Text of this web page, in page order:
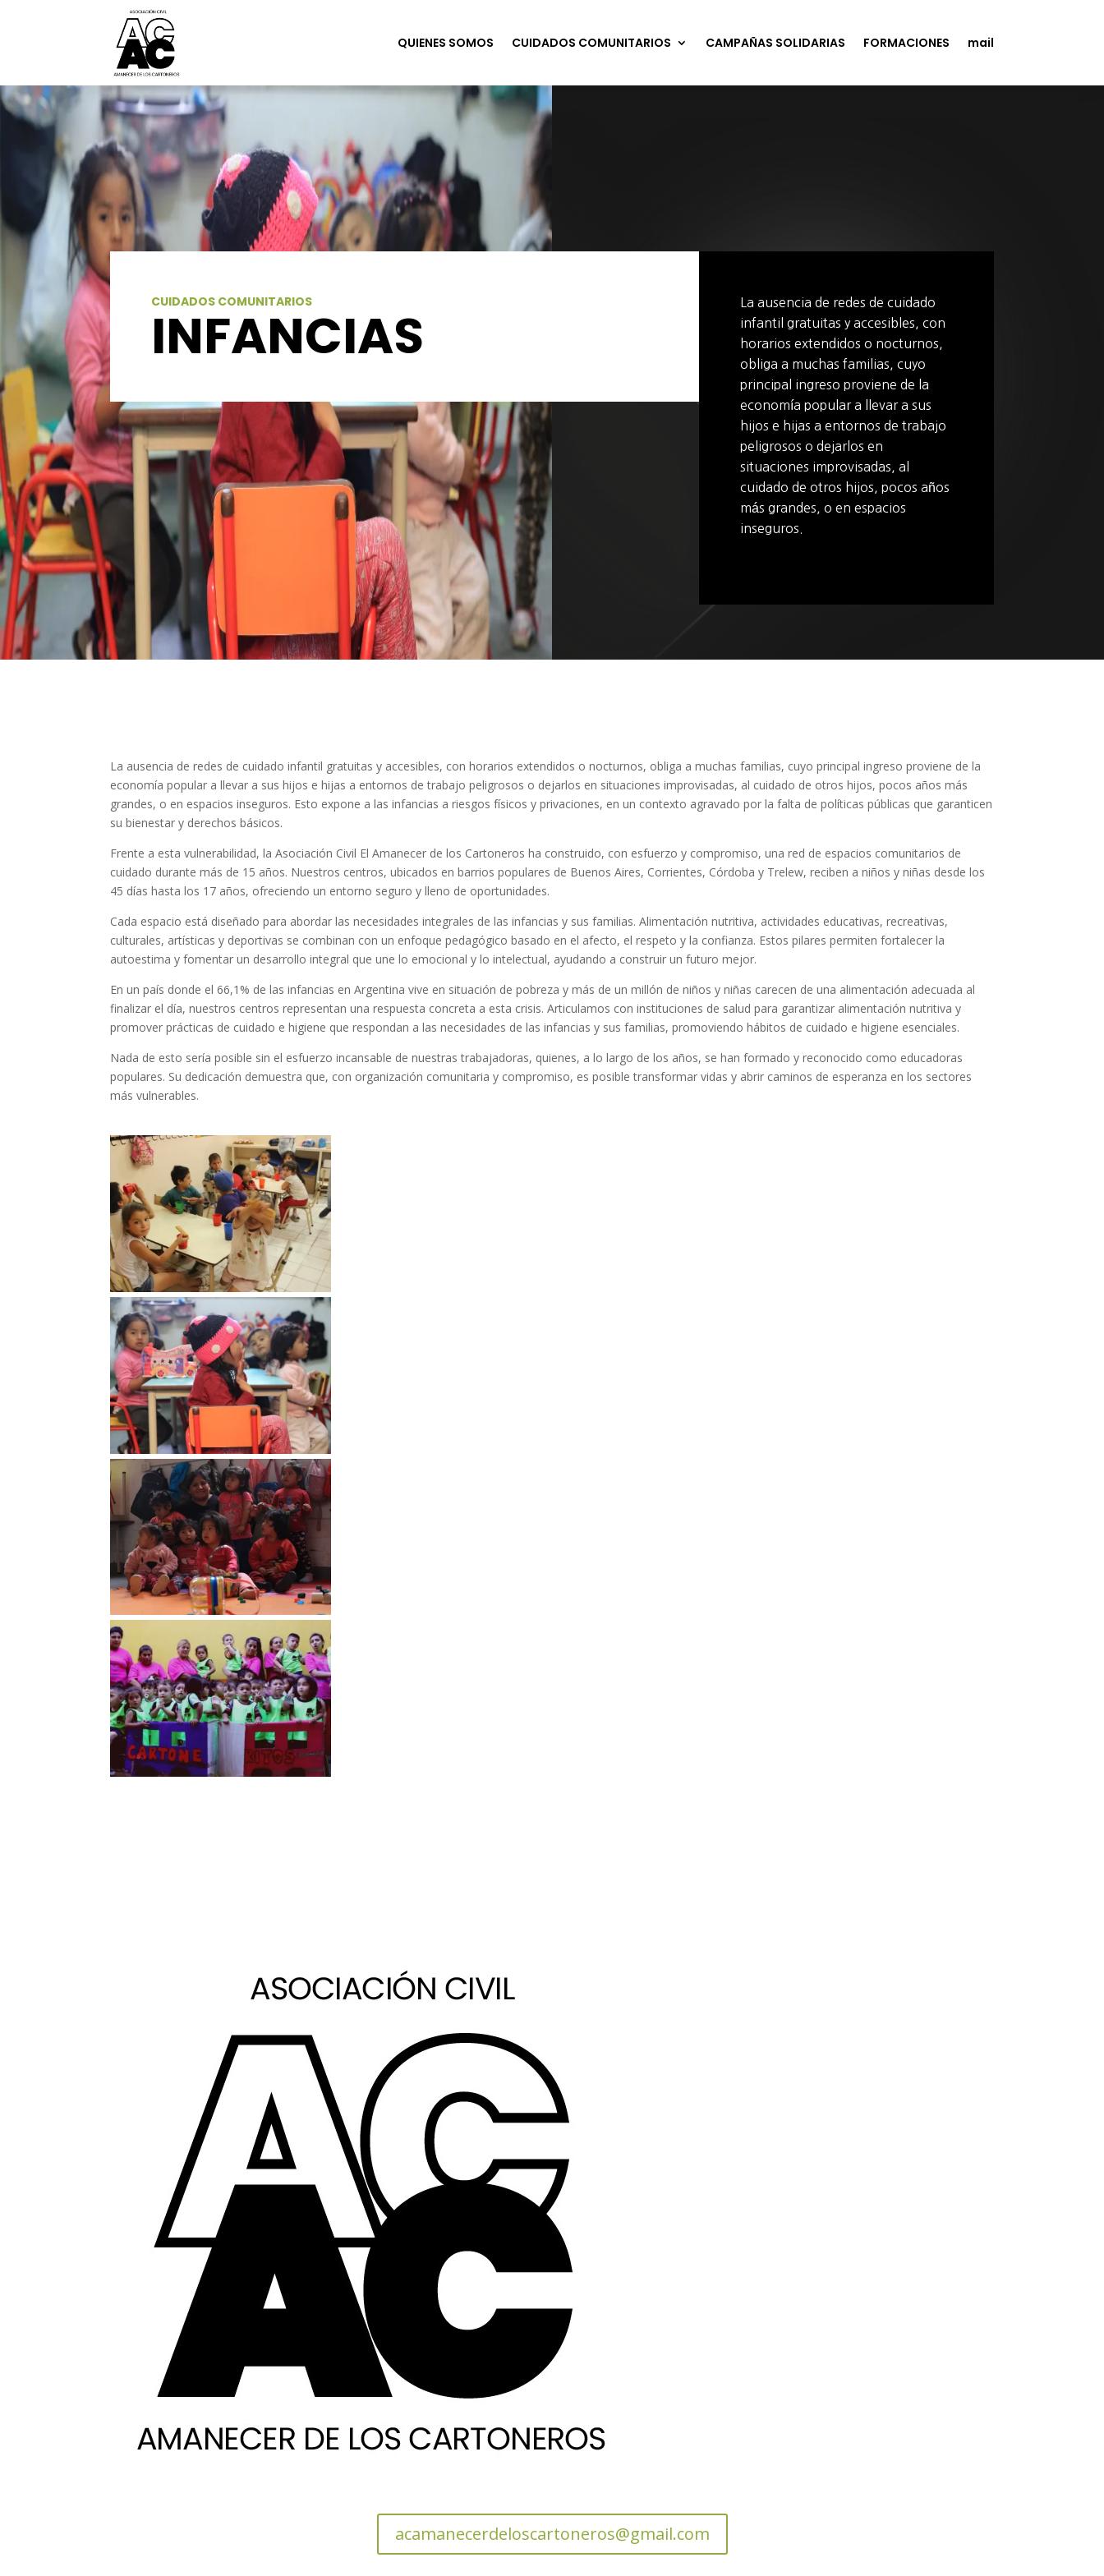
QUIENES SOMOS CUIDADOS COMUNITARIOS CAMPAÑAS SOLIDARIAS FORMACIONES mail
CUIDADOS COMUNITARIOS
INFANCIAS
La ausencia de redes de cuidado
infantil gratuitas y accesibles, con
horarios extendidos o nocturnos,
obliga a muchas familias, cuyo
principal ingreso proviene de la
economía popular a llevar a sus
hijos e hijas a entornos de trabajo
peligrosos o dejarlos en
situaciones improvisadas, al
cuidado de otros hijos, pocos años
más grandes, o en espacios
inseguros.
La ausencia de redes de cuidado infantil gratuitas y accesibles, con horarios extendidos o nocturnos, obliga a muchas familias, cuyo principal ingreso proviene de la
economía popular a llevar a sus hijos e hijas a entornos de trabajo peligrosos o dejarlos en situaciones improvisadas, al cuidado de otros hijos, pocos años más
grandes, o en espacios inseguros. Esto expone a las infancias a riesgos físicos y privaciones, en un contexto agravado por la falta de políticas públicas que garanticen
su bienestar y derechos básicos.
Frente a esta vulnerabilidad, la Asociación Civil El Amanecer de los Cartoneros ha construido, con esfuerzo y compromiso, una red de espacios comunitarios de
cuidado durante más de 15 años. Nuestros centros, ubicados en barrios populares de Buenos Aires, Corrientes, Córdoba y Trelew, reciben a niños y niñas desde los
45 días hasta los 17 años, ofreciendo un entorno seguro y lleno de oportunidades.
Cada espacio está diseñado para abordar las necesidades integrales de las infancias y sus familias. Alimentación nutritiva, actividades educativas, recreativas,
culturales, artísticas y deportivas se combinan con un enfoque pedagógico basado en el afecto, el respeto y la confianza. Estos pilares permiten fortalecer la
autoestima y fomentar un desarrollo integral que une lo emocional y lo intelectual, ayudando a construir un futuro mejor.
En un país donde el 66,1% de las infancias en Argentina vive en situación de pobreza y más de un millón de niños y niñas carecen de una alimentación adecuada al
finalizar el día, nuestros centros representan una respuesta concreta a esta crisis. Articulamos con instituciones de salud para garantizar alimentación nutritiva y
promover prácticas de cuidado e higiene que respondan a las necesidades de las infancias y sus familias, promoviendo hábitos de cuidado e higiene esenciales.
Nada de esto sería posible sin el esfuerzo incansable de nuestras trabajadoras, quienes, a lo largo de los años, se han formado y reconocido como educadoras
populares. Su dedicación demuestra que, con organización comunitaria y compromiso, es posible transformar vidas y abrir caminos de esperanza en los sectores
más vulnerables.
acamanecerdeloscartoneros@gmail.com